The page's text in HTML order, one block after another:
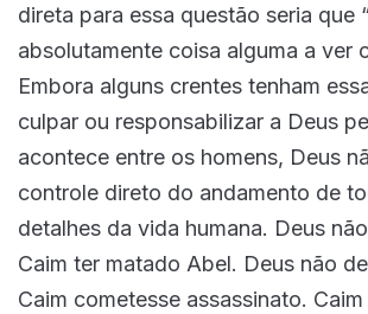
direta para essa questão seria que
absolutamente coisa alguma a ver
Embora alguns crentes tenham
culpar ou responsabilizar a Deus
acontece entre os homens, Deus
controle direto do andamento de
detalhes da vida humana. Deus
Caim ter matado Abel. Deus não
Caim cometesse assassinato.